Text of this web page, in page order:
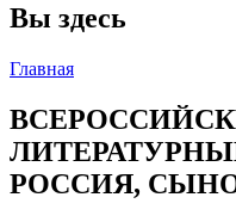
Вы здесь
Главная
РОССИЯ,